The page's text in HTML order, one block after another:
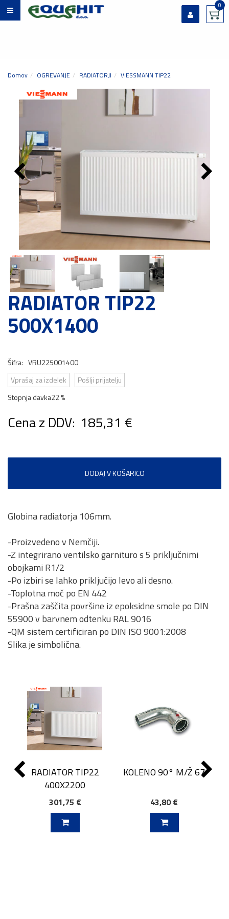
0
Domov OGREVANJE RADIATORJI VIESSMANN TIP22
RADIATOR TIP22
500X1400
Šifra: VRU225001400
Vprašaj za izdelek
Pošlji prijatelju
Stopnja davka22 %
Cena z DDV: 185,31 €
DODAJ V KOŠARICO
Globina radiatorja 106mm.
-Proizvedeno v Nemčiji.
-Z integrirano ventilsko garnituro s 5 priključnimi
obojkami R1/2
-Po izbiri se lahko priključijo levo ali desno.
-Toplotna moč po EN 442
-Prašna zaščita površine iz epoksidne smole po DIN
55900 v barvnem odtenku RAL 9016
-QM sistem certificiran po DIN ISO 9001:2008
Slika je simbolična.
RADIATOR TIP22
400X2200
301,75 €
KOLENO 90° M/Ž 67
43,80 €